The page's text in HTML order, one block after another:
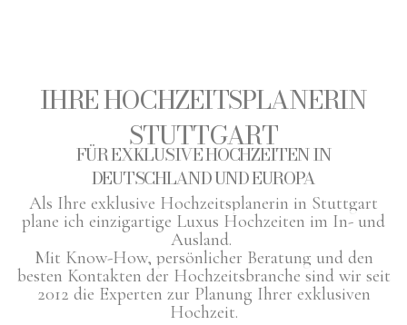
IHRE HOCHZEITSPLANERIN
STUTTGART
FÜR EXKLUSIVE HOCHZEITEN IN
DEUTSCHLAND UND EUROPA
Als Ihre exklusive Hochzeitsplanerin in Stuttgart
plane ich einzigartige Luxus Hochzeiten im In- und
Ausland.
Mit Know-How, persönlicher Beratung und den
besten Kontakten der Hochzeitsbranche sind wir seit
2012 die Experten zur Planung Ihrer exklusiven
Hochzeit.